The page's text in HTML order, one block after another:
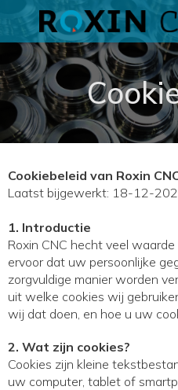
Cookiebeleid van Roxin
Laatst bijgewerkt: 18-12-
1. Introductie
Roxin CNC hecht veel
ervoor dat uw persoonlijke
zorgvuldige manier worden
uit welke cookies wij
wij dat doen, en hoe u uw
2. Wat zijn cookies?
Cookies zijn kleine
uw computer, tablet of